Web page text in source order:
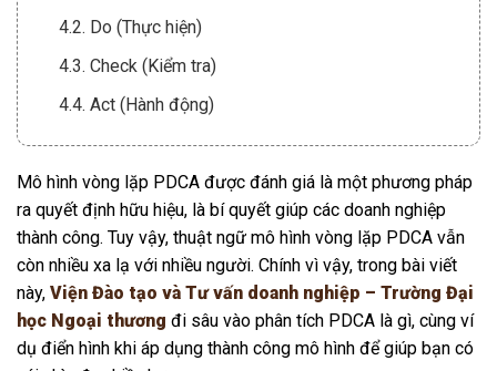
4.2. Do (Thực hiện)
4.3. Check (Kiểm tra)
4.4. Act (Hành động)
Mô hình vòng lặp PDCA được đánh giá là một phương pháp
ra quyết định hữu hiệu, là bí quyết giúp các doanh nghiệp
thành công. Tuy vậy, thuật ngữ mô hình vòng lặp PDCA vẫn
còn nhiều xa lạ với nhiều người. Chính vì vậy, trong bài viết
này, Viện Đào tạo và Tư vấn doanh nghiệp – Trường Đại
học Ngoại thương đi sâu vào phân tích PDCA là gì, cùng ví
dụ điển hình khi áp dụng thành công mô hình để giúp bạn có